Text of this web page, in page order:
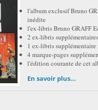
l'album exclusif Bruno
inédite
l'ex-libris Bruno GRAFF
2 ex-libris
1 ex-libris
4 marque-pages
l'édition courante de cet
En savoir plus...